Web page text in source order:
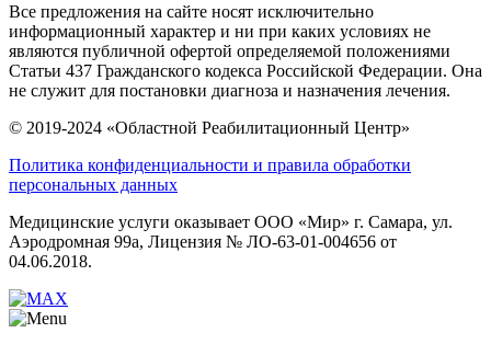
Все предложения на сайте носят исключительно
информационный характер и ни при каких условиях не
являются публичной офертой определяемой положениями
Статьи 437 Гражданского кодекса Российской Федерации. Она
не служит для постановки диагноза и назначения лечения.
© 2019-2024 «Областной Реабилитационный Центр»
Политика конфиденциальности и правила обработки
персональных данных
Медицинские услуги оказывает ООО «Мир» г. Самара, ул.
Аэродромная 99а, Лицензия № ЛО-63-01-004656 от
04.06.2018.